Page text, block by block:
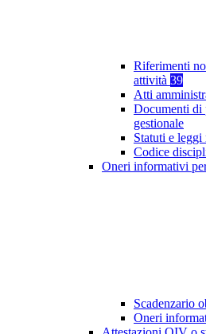
Riferimenti
attività 39
Atti
Documenti di
gestionale
Statuti e leggi
Codice
Oneri informativi
Scadenzario
Oneri